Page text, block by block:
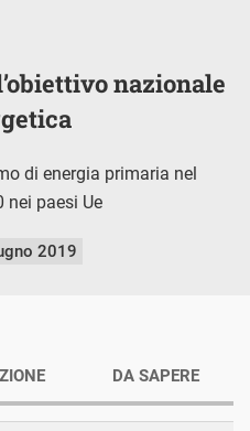
nazionale
di energia primaria nel
nei paesi Ue
2019
DA SAPERE